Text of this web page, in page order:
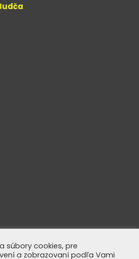
súbory cookies, pre
a zobrazovaní podľa Vami